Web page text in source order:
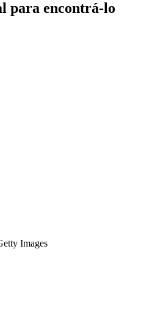
para encontrá-lo
Images